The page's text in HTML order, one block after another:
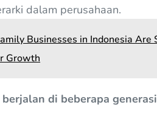
dalam perusahaan.
Businesses in Indonesia
Growth
di beberapa generasi